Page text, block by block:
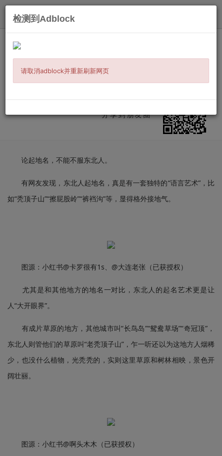
大裤裆沟、擦屁股岭…为什么东北地名
这么直白？
分享到朋友圈
论起地名，不能不服东北人。
有网友发现，东北人起地名，真是有一套独特的“语言艺术”，比
如“秃顶子山”“擦屁股岭”“裤裆沟”等，显得格外接地气。
图源：小红书@卡罗很有1s、@大连老张（已获授权）
尤其是和其他地方的地名一对比，东北人的起名艺术更是让
人“大开眼界”。
有成片草原的地方，其他城市叫“长鸟岛”“鸳鸯草场”“奇冠顶”，
东北人则管他们的草原叫“老秃顶子山”，乍一听还以为这地方人烟稀
少，也没什么植物，光秃秃的，实则这里草原和树林相映，景色开
阔壮丽。
图源：小红书@啊头木木（已获授权）
检测到Adblock
请取消adblock并重新刷新网页